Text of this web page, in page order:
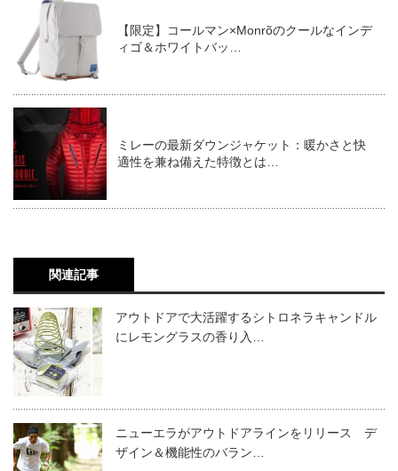
【限定】コールマン×Monrõのクールなインデ
ィゴ＆ホワイトバッ…
ミレーの最新ダウンジャケット：暖かさと快
適性を兼ね備えた特徴とは…
関連記事
アウトドアで大活躍するシトロネラキャンドル
にレモングラスの香り入…
ニューエラがアウトドアラインをリリース デ
ザイン＆機能性のバラン…